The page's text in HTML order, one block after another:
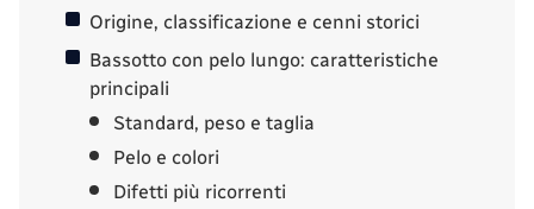
Origine, classificazione e cenni storici
Bassotto con pelo lungo: caratteristiche
principali
Standard, peso e taglia
Pelo e colori
Difetti più ricorrenti